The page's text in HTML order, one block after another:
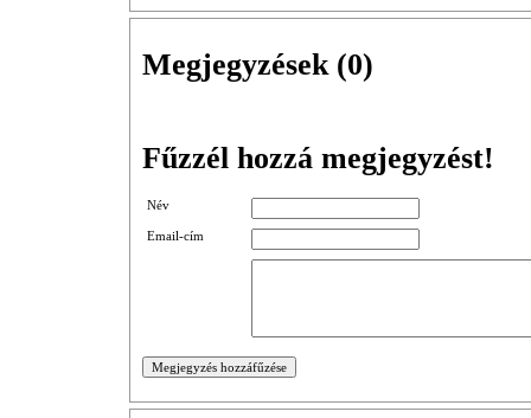
Megjegyzések (0)
Fűzzél hozzá megjegyzést!
Név
Email-cím